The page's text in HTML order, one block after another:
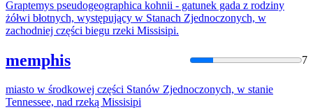
Graptemys pseudogeographica kohnii - gatunek gada z rodziny
żółwi błotnych, występujący w Stanach Zjednoczonych, w
zachodniej części biegu rzeki Missisipi.
memphis 7
miasto w środkowej części Stanów Zjednoczonych, w stanie
Tennessee, nad rzeką Missisipi